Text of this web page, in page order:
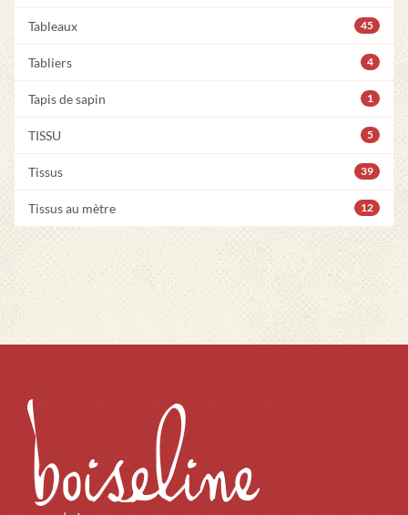
Tableaux 45
Tabliers 4
Tapis de sapin 1
TISSU 5
Tissus 39
Tissus au mètre 12